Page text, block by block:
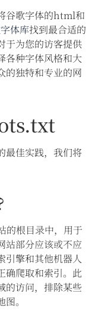
谷歌字体的html和
体库找到最合适的
于为您的访客提供
各种字体风格和大
的独特和专业的网
最佳实践，我们将
的根目录中，用于
站部分应该或不应
引擎和其他机器人
确爬取和索引。此
的访问，排除某些
。